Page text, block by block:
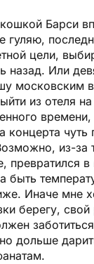
Барси
гуляю,
цели,
назад. Или
московским
из отеля
концерта
из-за
превратился
быть
Иначе мне
берегу,
дольше